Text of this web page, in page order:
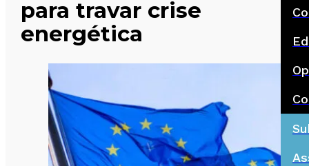
para travar crise
energética